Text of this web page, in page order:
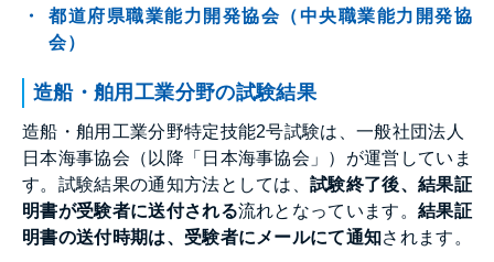
都道府県職業能力開発協会（中央職業能力開発協
会）
造船・舶用工業分野の試験結果
造船・舶用工業分野特定技能2号試験は、一般社団法人
日本海事協会（以降「日本海事協会」）が運営していま
す。試験結果の通知方法としては、試験終了後、結果証
明書が受験者に送付される流れとなっています。結果証
明書の送付時期は、受験者にメールにて通知されます。